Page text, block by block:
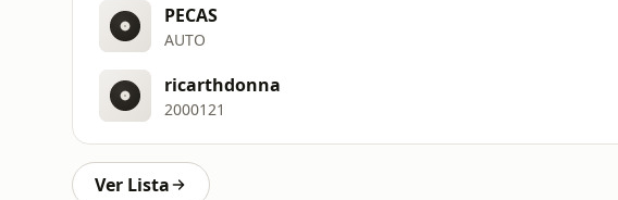
PECAS
AUTO
ricarthdonna
2000121
Ver Lista